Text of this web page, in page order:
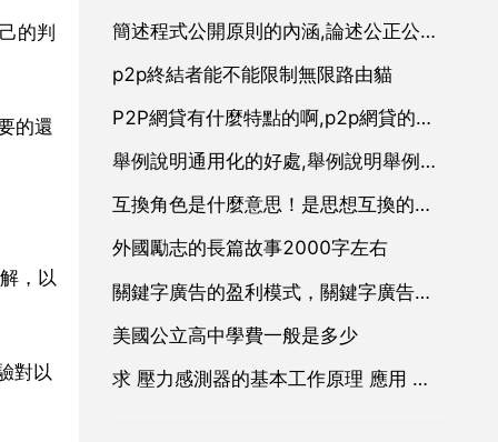
的判
的還
，以
對以
簡述程式公開原則的內涵,論述公正公平公開原則的內涵？
p2p終結者能不能限制無限路由貓
P2P網貸有什麼特點的啊,p2p網貸的特點有哪些
舉例說明通用化的好處,舉例說明舉例子的說明方法有什麼好處
互換角色是什麼意思！是思想互換的意思嗎
外國勵志的長篇故事2000字左右
關鍵字廣告的盈利模式，關鍵字廣告廣告
美國公立高中學費一般是多少
求 壓力感測器的基本工作原理 應用 和設計 方面的資料